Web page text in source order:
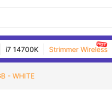
i7 14700K Strimmer Wireless
- WHITE